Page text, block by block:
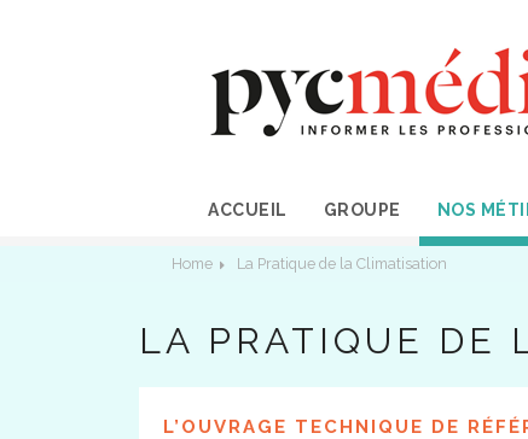
ACCUEIL GROUPE NOS
Home La Pratique de la Climatisation
LA PRATIQUE DE
L’OUVRAGE TECHNIQUE DE